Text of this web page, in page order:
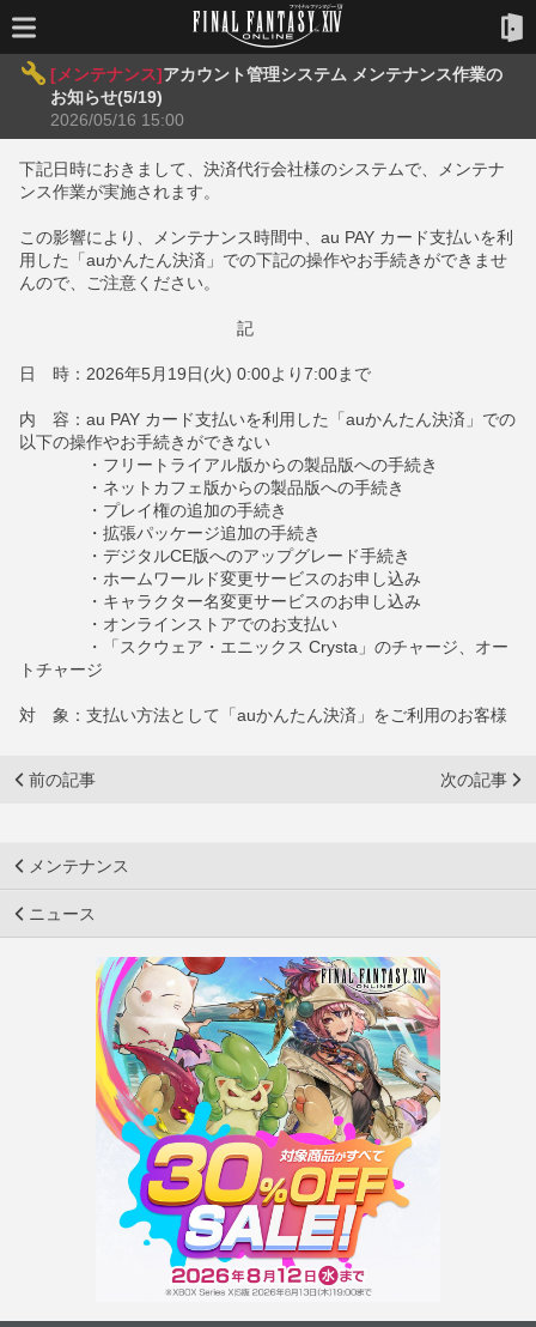
[メンテナンス]アカウント管理システム メンテナンス作業の
お知らせ(5/19)
2026/05/16 15:00
下記日時におきまして、決済代行会社様のシステムで、メンテナ
ンス作業が実施されます。
この影響により、メンテナンス時間中、au PAY カード支払いを利
用した「auかんたん決済」での下記の操作やお手続きができませ
んので、ご注意ください。
記
日 時：2026年5月19日(火) 0:00より7:00まで
内 容：au PAY カード支払いを利用した「auかんたん決済」での
以下の操作やお手続きができない
・フリートライアル版からの製品版への手続き
・ネットカフェ版からの製品版への手続き
・プレイ権の追加の手続き
・拡張パッケージ追加の手続き
・デジタルCE版へのアップグレード手続き
・ホームワールド変更サービスのお申し込み
・キャラクター名変更サービスのお申し込み
・オンラインストアでのお支払い
・「スクウェア・エニックス Crysta」のチャージ、オー
トチャージ
対 象：支払い方法として「auかんたん決済」をご利用のお客様
前の記事 次の記事
メンテナンス
ニュース